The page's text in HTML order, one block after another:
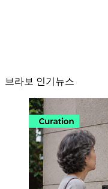
브라보 인기뉴스